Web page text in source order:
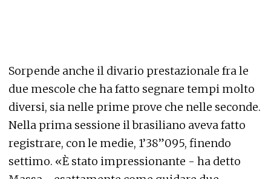
Sorpende anche il divario prestazionale fra le
due mescole che ha fatto segnare tempi molto
diversi, sia nelle prime prove che nelle seconde.
Nella prima sessione il brasiliano aveva fatto
registrare, con le medie, 1’38”095, finendo
settimo. «È stato impressionante - ha detto